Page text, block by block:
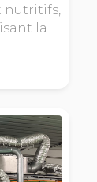
nutritifs,
la